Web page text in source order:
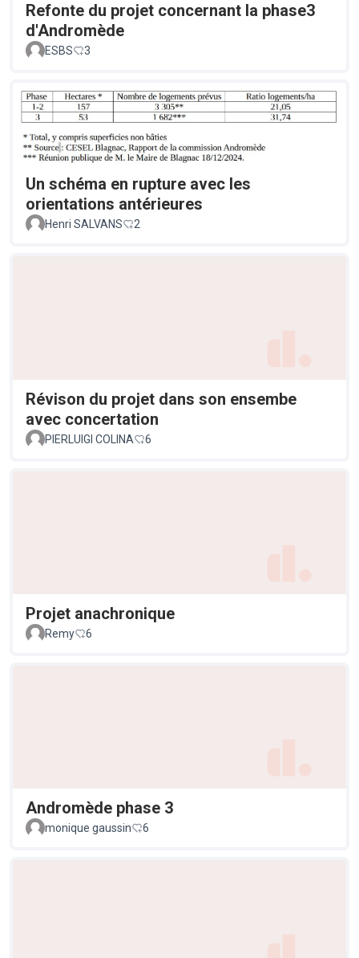
Refonte du projet concernant la phase3
d'Andromède
ESBS 3
Un schéma en rupture avec les
orientations antérieures
Henri SALVANS 2
Révison du projet dans son ensembe
avec concertation
PIERLUIGI COLINA 6
Projet anachronique
Remy 6
Andromède phase 3
monique gaussin 6